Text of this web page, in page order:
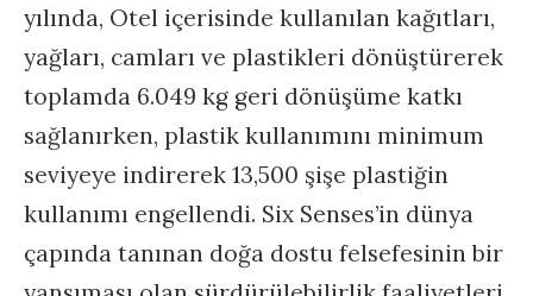
yılında, Otel içerisinde kullanılan kağıtları,
yağları, camları ve plastikleri dönüştürerek
toplamda 6.049 kg geri dönüşüme katkı
sağlanırken, plastik kullanımını minimum
seviyeye indirerek 13,500 şişe plastiğin
kullanımı engellendi. Six Senses’in dünya
çapında tanınan doğa dostu felsefesinin bir